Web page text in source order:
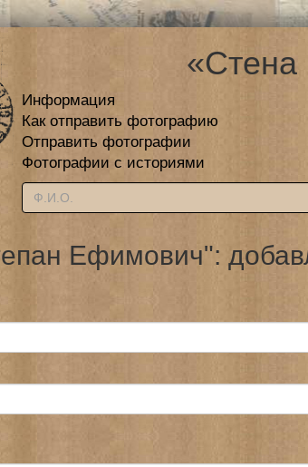
Информация
Как отправить фотографию
Отправить фотографии
Фотографии с историями
Ефимович":